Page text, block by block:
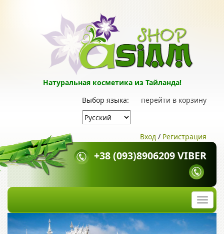
Натуральная косметика из Тайланда!
перейти в корзину
Выбор языка:
Вход / Регистрация
+38 (093)8906209 VIBER